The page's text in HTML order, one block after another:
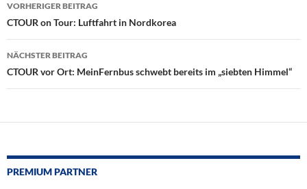
VORHERIGER BEITRAG
CTOUR on Tour: Luftfahrt in Nordkorea
NÄCHSTER BEITRAG
CTOUR vor Ort: MeinFernbus schwebt bereits im „siebten Himmel“
PREMIUM PARTNER